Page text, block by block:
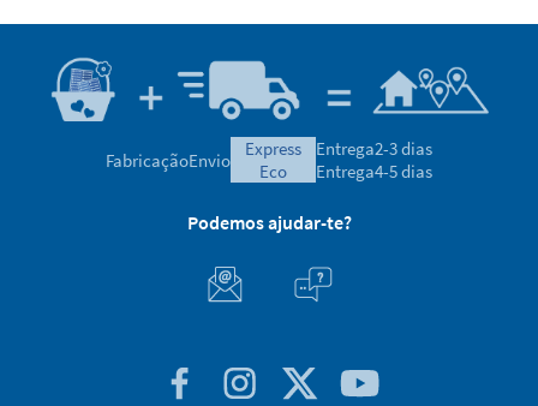
FabricaçãoEnvio
express
eco
Entrega2-3 dias
Entrega4-5 dias
Podemos ajudar-te?